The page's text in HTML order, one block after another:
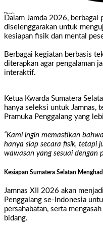
Threads
Dalam Jamda 2026, berbagai
diselenggarakan untuk
kesiapan fisik dan mental
Berbagai kegiatan berbasis
diterapkan agar pengalaman
interaktif.
Ketua Kwarda Sumatera
hanya seleksi untuk Jamnas,
Pramuka Penggalang yang
“Kami ingin memastikan
hanya siap secara fisik, tetapi
wawasan yang sesuai dengan
Kesiapan Sumatera Selatan
Jamnas XII 2026 akan menjadi
Penggalang se-Indonesia
persahabatan, serta
bidang.